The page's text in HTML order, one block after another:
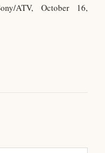
ATV, October 16,